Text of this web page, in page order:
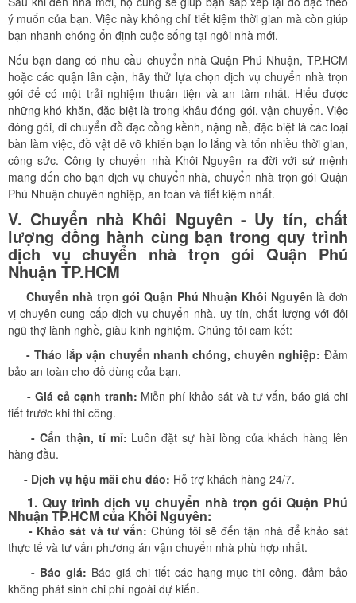
ý muốn của bạn. Việc này không chỉ tiết kiệm thời gian mà còn giúp
bạn nhanh chóng ổn định cuộc sống tại ngôi nhà mới.
Nếu bạn đang có nhu cầu chuyển nhà Quận Phú Nhuận, TP.HCM
hoặc các quận lân cận, hãy thử lựa chọn dịch vụ chuyển nhà trọn
gói để có một trải nghiệm thuận tiện và an tâm nhất. Hiểu được
những khó khăn, đặc biệt là trong khâu đóng gói, vận chuyển. Việc
đóng gói, di chuyển đồ đạc cồng kềnh, nặng nề, đặc biệt là các loại
bàn làm việc, đồ vật dễ vỡ khiến bạn lo lắng và tốn nhiều thời gian,
công sức. Công ty chuyển nhà Khôi Nguyên ra đời với sứ mệnh
mang đến cho bạn dịch vụ chuyển nhà, chuyển nhà trọn gói Quận
Phú Nhuận chuyên nghiệp, an toàn và tiết kiệm nhất.
V. Chuyển nhà Khôi Nguyên - Uy tín, chất
lượng đồng hành cùng bạn trong quy trình
dịch vụ chuyển nhà trọn gói Quận Phú
Nhuận TP.HCM
Chuyển nhà trọn gói Quận Phú Nhuận Khôi Nguyên là đơn
vị chuyên cung cấp dịch vụ chuyển nhà, uy tín, chất lượng với đội
ngũ thợ lành nghề, giàu kinh nghiệm. Chúng tôi cam kết:
- Tháo lắp vận chuyển nhanh chóng, chuyên nghiệp: Đảm
bảo an toàn cho đồ dùng của bạn.
- Giá cả cạnh tranh: Miễn phí khảo sát và tư vấn, báo giá chi
tiết trước khi thi công.
- Cẩn thận, tỉ mỉ: Luôn đặt sự hài lòng của khách hàng lên
hàng đầu.
- Dịch vụ hậu mãi chu đáo: Hỗ trợ khách hàng 24/7.
1. Quy trình dịch vụ chuyển nhà trọn gói Quận Phú
Nhuận TP.HCM của Khôi Nguyên:
- Khảo sát và tư vấn: Chúng tôi sẽ đến tận nhà để khảo sát
thực tế và tư vấn phương án vận chuyển nhà phù hợp nhất.
- Báo giá: Báo giá chi tiết các hạng mục thi công, đảm bảo
không phát sinh chi phí ngoài dự kiến.